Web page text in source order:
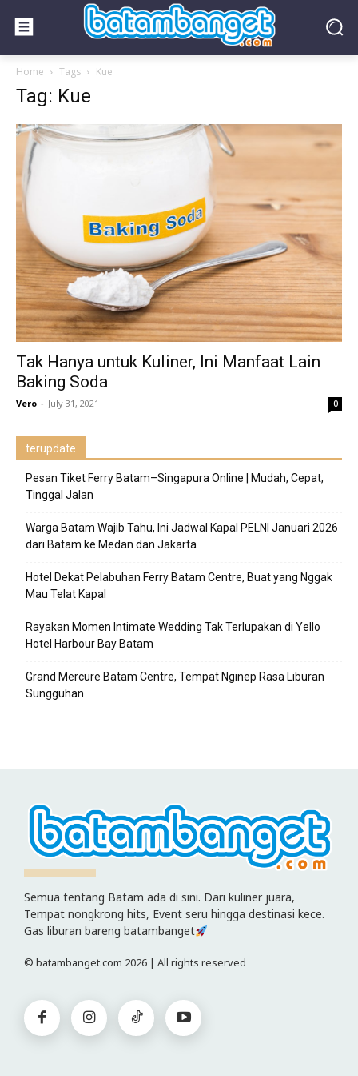
Home Tags Kue
Tag: Kue
Tak Hanya untuk Kuliner, Ini Manfaat Lain
Baking Soda
Vero - July 31, 2021 0
terupdate
Pesan Tiket Ferry Batam–Singapura Online | Mudah, Cepat,
Tinggal Jalan
Warga Batam Wajib Tahu, Ini Jadwal Kapal PELNI Januari 2026
dari Batam ke Medan dan Jakarta
Hotel Dekat Pelabuhan Ferry Batam Centre, Buat yang Nggak
Mau Telat Kapal
Rayakan Momen Intimate Wedding Tak Terlupakan di Yello
Hotel Harbour Bay Batam
Grand Mercure Batam Centre, Tempat Nginep Rasa Liburan
Sungguhan
Semua tentang Batam ada di sini. Dari kuliner juara,
Tempat nongkrong hits, Event seru hingga destinasi kece.
Gas liburan bareng batambanget
© batambanget.com 2026 | All rights reserved